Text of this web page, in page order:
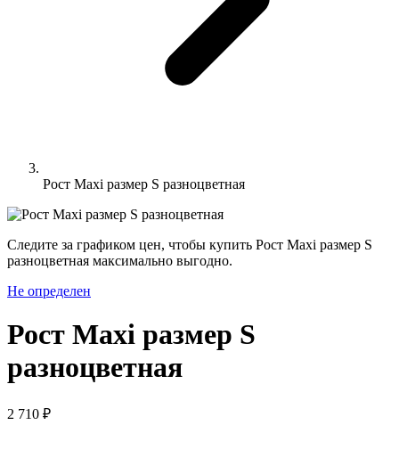
Рост Maxi размер S разноцветная
Следите за графиком цен, чтобы купить Рост Maxi размер S
разноцветная максимально выгодно.
Не определен
Рост Maxi размер S
разноцветная
2 710 ₽